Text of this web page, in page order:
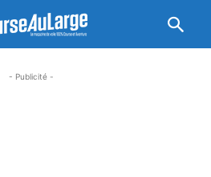
- Publicité -